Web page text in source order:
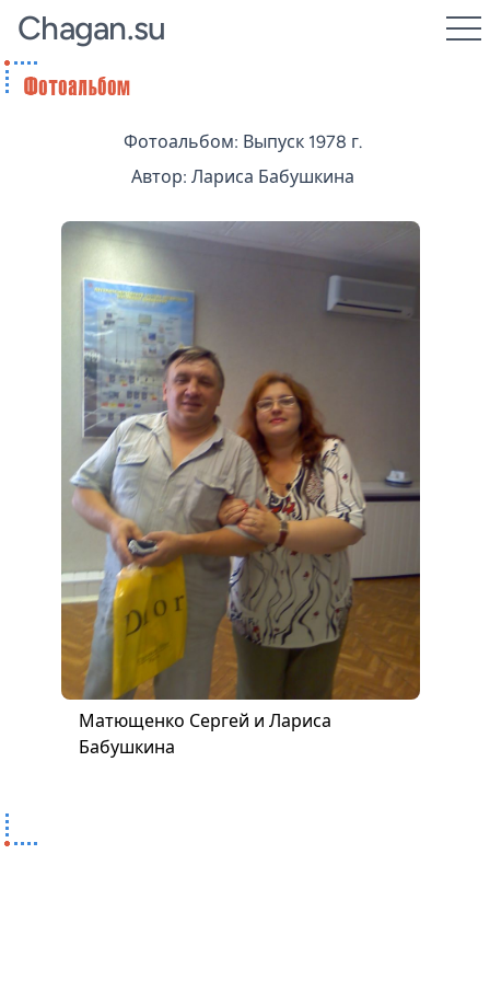
Chagan.su
Фотоальбом: Выпуск 1978 г.
Автор: Лариса Бабушкина
Матющенко Сергей и Лариса
Бабушкина